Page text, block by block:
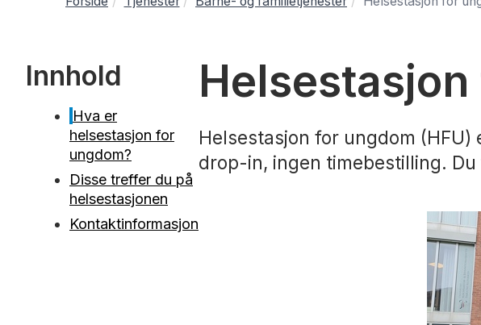
Innhold
Hva er
helsestasjon for
ungdom?
Disse treffer du på
helsestasjonen
Kontaktinformasjon
Helsestasjon for ungdom
drop-in, ingen timebestilling.